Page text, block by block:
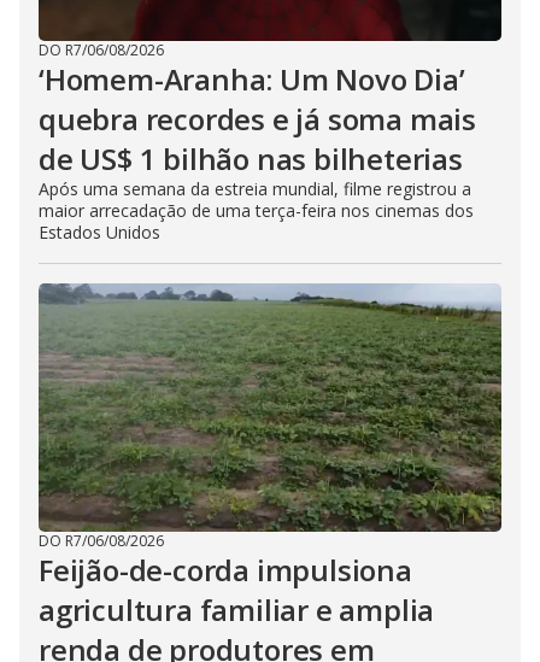
DO R7/06/08/2026
‘Homem-Aranha: Um Novo Dia’
quebra recordes e já soma mais
de US$ 1 bilhão nas bilheterias
Após uma semana da estreia mundial, filme registrou a
maior arrecadação de uma terça-feira nos cinemas dos
Estados Unidos
DO R7/06/08/2026
Feijão-de-corda impulsiona
agricultura familiar e amplia
renda de produtores em